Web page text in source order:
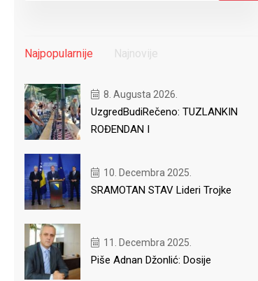
Najpopularnije Najnovije
8. Augusta 2026.
UzgredBudiRečeno: TUZLANKIN
ROĐENDAN I
10. Decembra 2025.
SRAMOTAN STAV Lideri Trojke
11. Decembra 2025.
Piše Adnan Džonlić: Dosije